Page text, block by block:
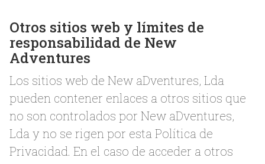
Otros sitios web y límites de
responsabilidad de New
Adventures
Los sitios web de New aDventures, Lda
pueden contener enlaces a otros sitios que
no son controlados por New aDventures,
Lda y no se rigen por esta Política de
Privacidad. En el caso de acceder a otros